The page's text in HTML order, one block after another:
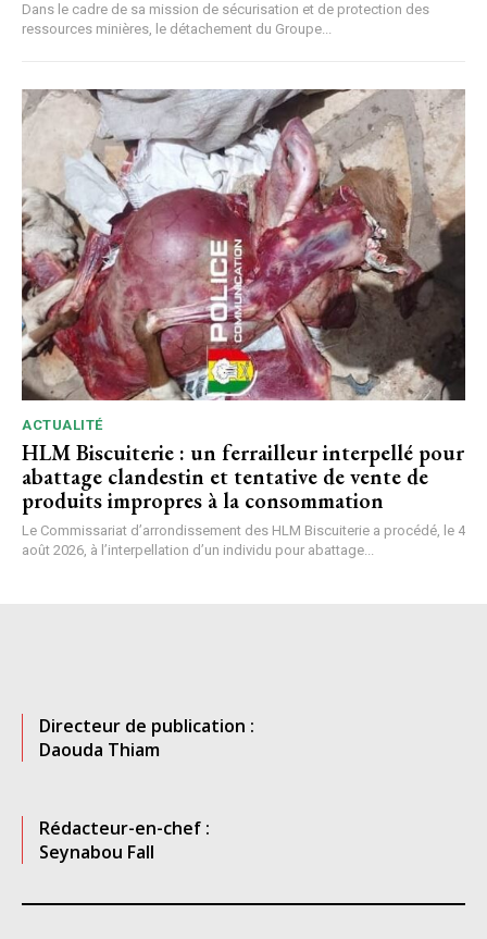
Dans le cadre de sa mission de sécurisation et de protection des
ressources minières, le détachement du Groupe...
ACTUALITÉ
HLM Biscuiterie : un ferrailleur interpellé pour
abattage clandestin et tentative de vente de
produits impropres à la consommation
Le Commissariat d’arrondissement des HLM Biscuiterie a procédé, le 4
août 2026, à l’interpellation d’un individu pour abattage...
Directeur de publication :
Daouda Thiam
Rédacteur-en-chef :
Seynabou Fall